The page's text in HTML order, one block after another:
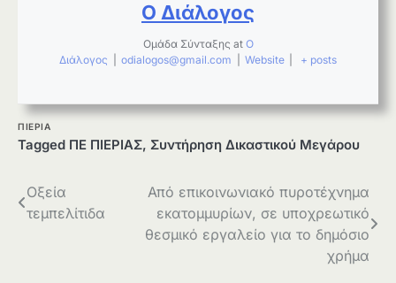
Ο Διάλογος
Ομάδα Σύνταξης at Ο
Διάλογος
odialogos@gmail.com Website + posts
ΠΙΕΡΙΑ
Tagged ΠΕ ΠΙΕΡΙΑΣ, Συντήρηση Δικαστικού Μεγάρου
Πλοήγηση
άρθρων
Οξεία
τεμπελίτιδα
Από επικοινωνιακό πυροτέχνημα
εκατομμυρίων, σε υποχρεωτικό
θεσμικό εργαλείο για το δημόσιο
χρήμα